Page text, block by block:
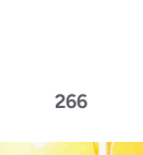
266